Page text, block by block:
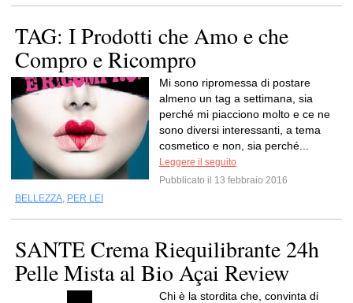
TAG: I Prodotti che Amo e che
Compro e Ricompro
Mi sono ripromessa di postare
almeno un tag a settimana, sia
perché mi piacciono molto e ce ne
sono diversi interessanti, a tema
cosmetico e non, sia perché...
Leggere il seguito
Pubblicato il 13 febbraio 2016
BELLEZZA, PER LEI
SANTE Crema Riequilibrante 24h
Pelle Mista al Bio Açai Review
Chi è la stordita che, convinta di